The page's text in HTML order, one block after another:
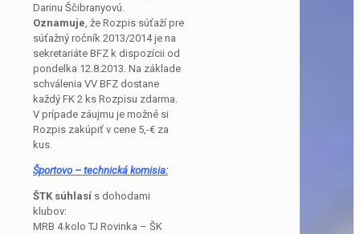
Darinu Ščibranyovú.
Oznamuje, že Rozpis súťaží pre
súťažný ročník 2013/2014 je na
sekretariáte BFZ k dispozícii od
pondelka 12.8.2013. Na základe
schválenia VV BFZ dostane
každý FK 2 ks Rozpisu zdarma.
V prípade záujmu je možné si
Rozpis zakúpiť v cene 5,-€ za
kus.
Športovo – technická komisia:
ŠTK súhlasí s dohodami
klubov:
MRB 4.kolo TJ Rovinka – ŠK